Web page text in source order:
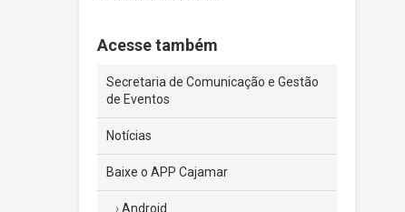
Acesse também
Secretaria de Comunicação e Gestão
de Eventos
Notícias
Baixe o APP Cajamar
Android